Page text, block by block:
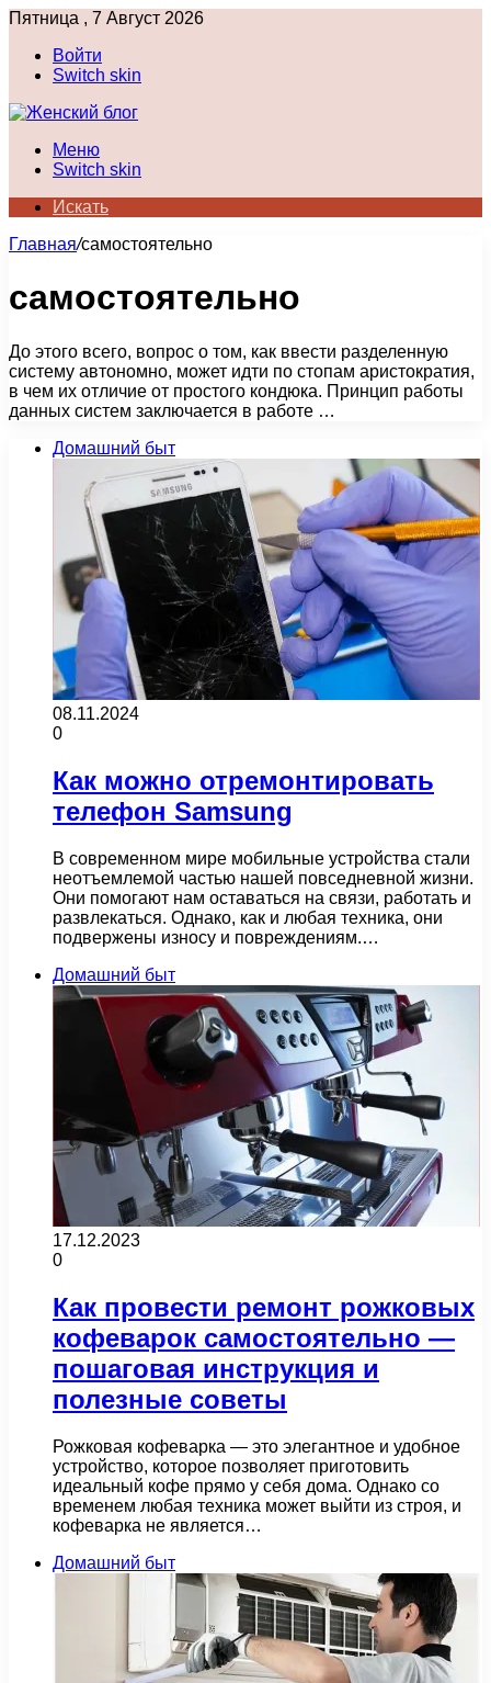
Пятница , 7 Август 2026
Войти
Switch skin
Меню
Switch skin
Искать
Главная/самостоятельно
самостоятельно
До этого всего, вопрос о том, как ввести разделенную
систему автономно, может идти по стопам аристократия,
в чем их отличие от простого кондюка. Принцип работы
данных систем заключается в работе …
Домашний быт
08.11.2024
0
Как можно отремонтировать
телефон Samsung
В современном мире мобильные устройства стали
неотъемлемой частью нашей повседневной жизни.
Они помогают нам оставаться на связи, работать и
развлекаться. Однако, как и любая техника, они
подвержены износу и повреждениям.…
Домашний быт
17.12.2023
0
Как провести ремонт рожковых
кофеварок самостоятельно —
пошаговая инструкция и
полезные советы
Рожковая кофеварка — это элегантное и удобное
устройство, которое позволяет приготовить
идеальный кофе прямо у себя дома. Однако со
временем любая техника может выйти из строя, и
кофеварка не является…
Домашний быт